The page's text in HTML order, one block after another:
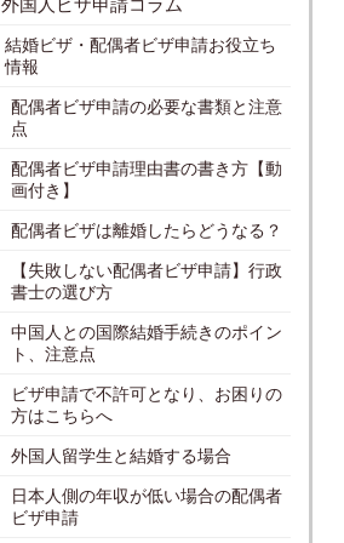
結婚ビザ・配偶者ビザ申請お役立ち
情報
配偶者ビザ申請の必要な書類と注意
点
配偶者ビザ申請理由書の書き方【動
画付き】
配偶者ビザは離婚したらどうなる？
【失敗しない配偶者ビザ申請】行政
書士の選び方
中国人との国際結婚手続きのポイン
ト、注意点
ビザ申請で不許可となり、お困りの
方はこちらへ
外国人留学生と結婚する場合
日本人側の年収が低い場合の配偶者
ビザ申請